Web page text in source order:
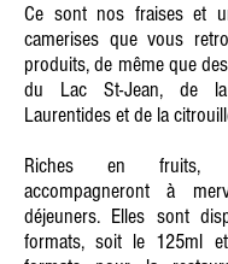
Ce sont nos fraises et
camerises que vous
produits, de même que
du Lac St-Jean, de
Laurentides et de la
Riches en fruits,
accompagneront à
déjeuners. Elles sont
formats, soit le 125ml